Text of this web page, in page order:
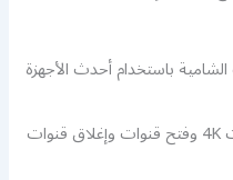
باستخدام أحدث الأجهزة
صيانة وبرمجة رسيفر بي ان سبورت 4K وفتح قنوات وإغلاق قنوات